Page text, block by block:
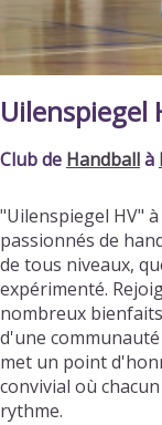
Uilenspiegel
Club de Handballà
"Uilenspiegel HV"
passionnés de
de tous niveaux,
expérimenté.
nombreux
d'une
met un point
convivial où
rythme.